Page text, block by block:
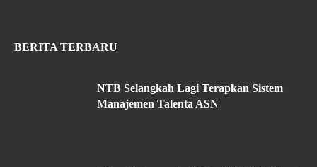
BERITA TERBARU
NTB Selangkah Lagi Terapkan Sistem
Manajemen Talenta ASN